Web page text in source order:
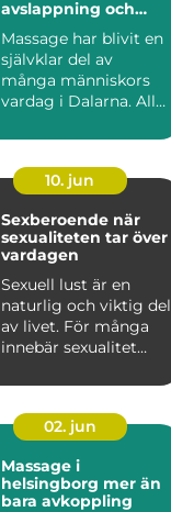
avslappning och
Massage har blivit en
självklar del av
många människors
vardag i Dalarna. Allt
...
10. jun
Sexberoende när
sexualiteten tar över
vardagen
Sexuell lust är en
naturlig och viktig del
av livet. För många
innebär sexualitet
02. jun
Massage i
helsingborg mer än
bara avkoppling